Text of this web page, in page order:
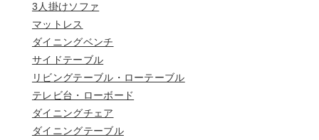
3人掛けソファ
マットレス
ダイニングベンチ
サイドテーブル
リビングテーブル・ローテーブル
テレビ台・ローボード
ダイニングチェア
ダイニングテーブル